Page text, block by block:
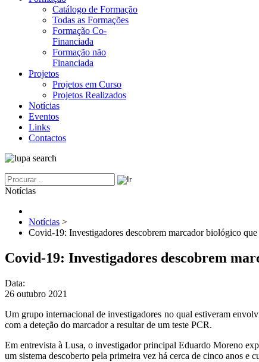
Catálogo de Formação
Todas as Formações
Formação Co-
Financiada
Formação não
Financiada
Projetos
Projetos em Curso
Projetos Realizados
Notícias
Eventos
Links
Contactos
Notícias
Notícias >
Covid-19: Investigadores descobrem marcador biológico
Covid-19: Investigadores descobrem
Data:
26 outubro 2021
Um grupo internacional de investigadores no qual estiveram
com a deteção do marcador a resultar de um teste PCR.
Em entrevista à Lusa, o investigador principal Eduardo Moreno
um sistema descoberto pela primeira vez há cerca de cinco anos